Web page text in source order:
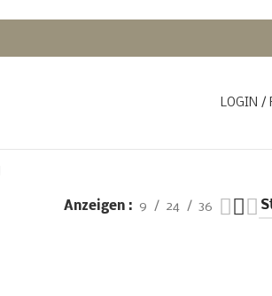
LOGIN /
Anzeigen 9 24 36